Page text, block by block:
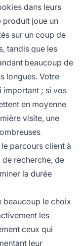
dans leurs
produit joue un
sur un coup de
tandis que les
beaucoup de
longues. Votre
important ; si vos
en moyenne
visite, une
parcours client à
recherche, de
la durée
beaucoup le choix
les
ceux qui
leur